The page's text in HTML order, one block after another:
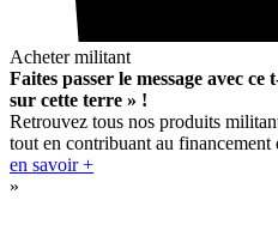
Acheter militant
Faites passer le message avec
sur cette terre » !
Retrouvez tous nos produits
tout en contribuant au financement
en savoir +
»